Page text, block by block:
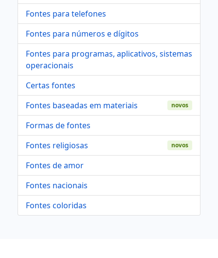
Fontes para telefones
Fontes para números e dígitos
Fontes para programas, aplicativos, sistemas
operacionais
Certas fontes
Fontes baseadas em materiais
novos
Formas de fontes
Fontes religiosas
novos
Fontes de amor
Fontes nacionais
Fontes coloridas